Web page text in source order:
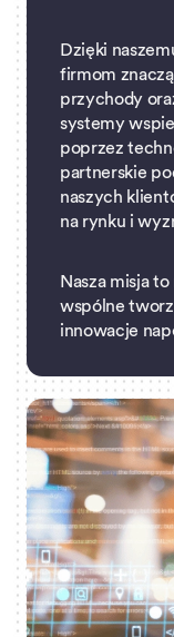
Dzięki
firmom
przychody
systemy
poprzez
partnerskie
naszych
na rynku i
Nasza misja
wspólne
innowacje